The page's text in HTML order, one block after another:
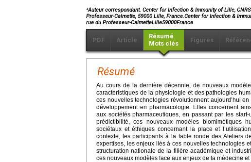
⁎Auteur correspondant. Center for Infection & Immunity of Lille,
Professeur-Calmette, 59000 Lille, France.Center for Infection &
rue du Professeur-CalmetteLille59000France
PDF Article
Résumé
Mots clés
Figures
Résumé
Au cours de la dernière décennie, de nouveaux
caractéristiques de la physiologie et des pathologies
ces nouvelles technologies révolutionnent aujourd’hui
développement en pharmacologie. Elles concernent
aux sociétés pharmaceutiques, en passant par les
prédictibilité, ces nouveaux modèles biomimétiques
sociétaux et éthiques concernant la place et
contexte, les participants à la table ronde des Ateliers
expertises, les enjeux liés à ces nouvelles technologies
structuration nationale de la filière académique et
ces nouveaux modèles face aux enjeux de la médecine